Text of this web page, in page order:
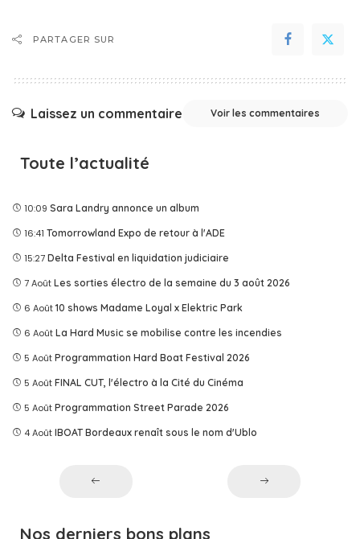
PARTAGER SUR
Laissez un commentaire Voir les commentaires
Toute l’actualité
10:09 Sara Landry annonce un album
16:41 Tomorrowland Expo de retour à l'ADE
15:27 Delta Festival en liquidation judiciaire
7 Août Les sorties électro de la semaine du 3 août 2026
6 Août 10 shows Madame Loyal x Elektric Park
6 Août La Hard Music se mobilise contre les incendies
5 Août Programmation Hard Boat Festival 2026
5 Août FINAL CUT, l'électro à la Cité du Cinéma
5 Août Programmation Street Parade 2026
4 Août IBOAT Bordeaux renaît sous le nom d'Ublo
Nos derniers bons plans